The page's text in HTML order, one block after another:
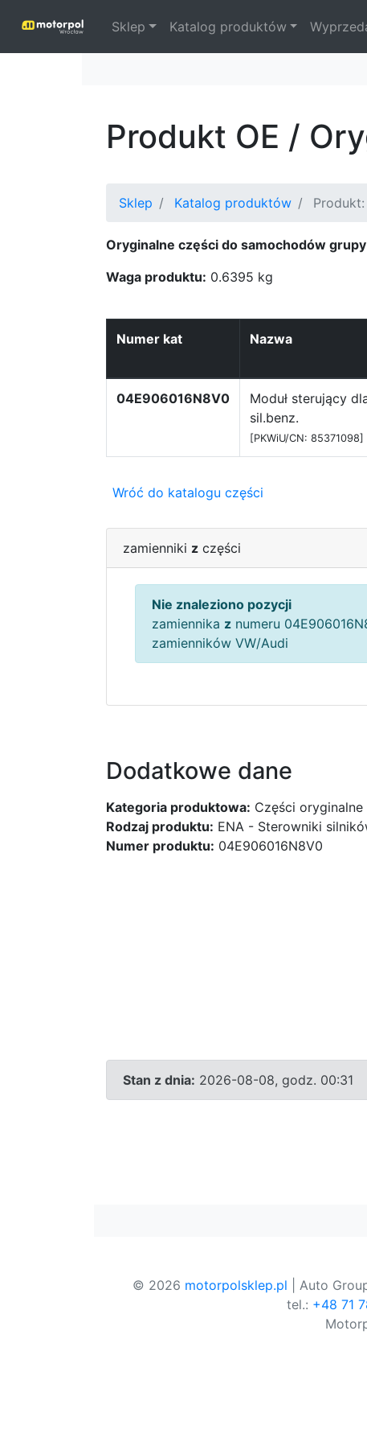
Sklep Katalog produktów
Produkt OE /
Sklep Katalog produktów
Oryginalne części do samochodów grupy
Waga produktu: 0.6395 kg
Numer kat Nazwa
04E906016N8V0
Moduł sterujący
sil.benz.
[PKWiU/CN: 85371098]
Wróć do katalogu części
zamienniki z części
Nie znaleziono pozycji
zamiennika z numeru
zamienników VW/Audi
Dodatkowe dane
Kategoria produktowa: Części
Rodzaj produktu: ENA - Sterowniki
Numer produktu: 04E906016N8V0
Stan z dnia: 2026-08-08, godz. 00:31
© 2026 motorpolsklep.pl | Auto
tel.: +48 71